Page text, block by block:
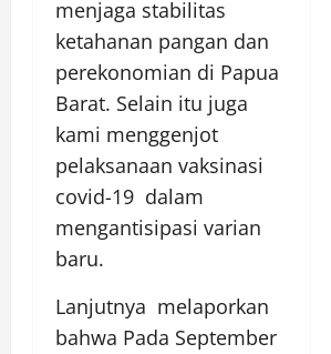
menjaga stabilitas
ketahanan pangan dan
perekonomian di Papua
Barat. Selain itu juga
kami menggenjot
pelaksanaan vaksinasi
covid-19 dalam
mengantisipasi varian
baru.
Lanjutnya melaporkan
bahwa Pada September